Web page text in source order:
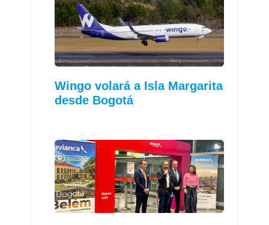
Wingo volará a Isla Margarita
desde Bogotá